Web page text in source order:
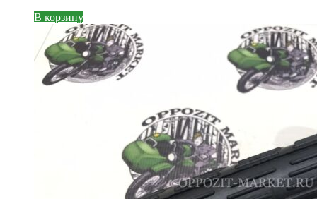
В корзину